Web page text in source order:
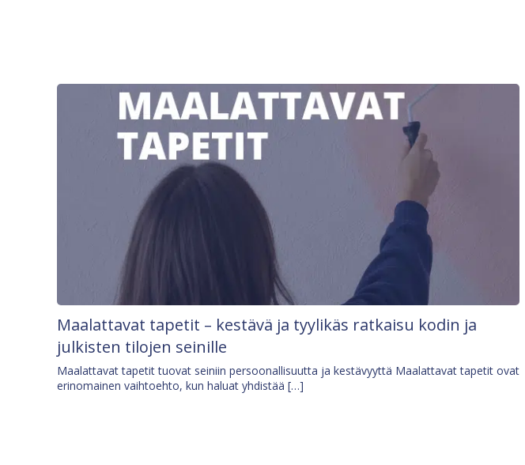
Maalattavat tapetit – kestävä ja tyylikäs ratkaisu kodin ja
julkisten tilojen seinille
Maalattavat tapetit tuovat seiniin persoonallisuutta ja kestävyyttä Maalattavat tapetit ovat
erinomainen vaihtoehto, kun haluat yhdistää […]